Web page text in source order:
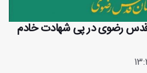
قدس رضوی در پی شهادت خادم